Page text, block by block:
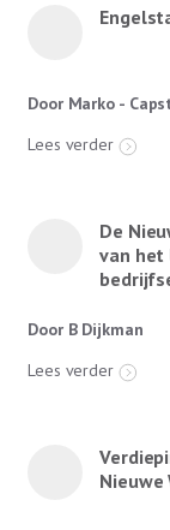
Door Marko -
Lees verder
De
van het
Door B Dijkman
Lees verder